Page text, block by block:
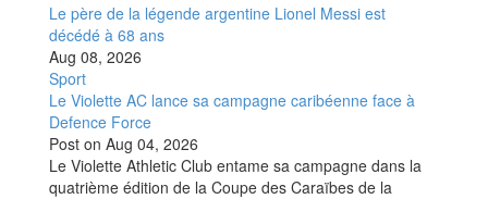
Le père de la légende argentine Lionel Messi est
décédé à 68 ans
Aug 08, 2026
Sport
Le Violette AC lance sa campagne caribéenne face à
Defence Force
Post on Aug 04, 2026
Le Violette Athletic Club entame sa campagne dans la
quatrième édition de la Coupe des Caraïbes de la